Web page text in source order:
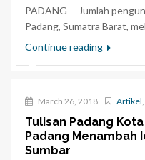
PADANG -- Jumlah
Padang, Sumatra Barat,
Continue reading
March 26, 2018 Artikel,
Tulisan Padang
Padang Menambah
Sumbar